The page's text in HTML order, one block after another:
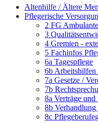
Altenhilfe / Ältere
Pflegerische
2 FG
3
4 Gremien -
5 Fachinfos
6a Tagespflege
6b
7a Gesetze /
7b
8a Verträge
8b
8c